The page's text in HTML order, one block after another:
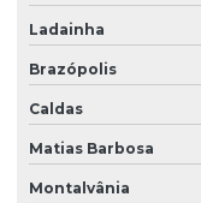
Ladainha
Brazópolis
Caldas
Matias Barbosa
Montalvânia